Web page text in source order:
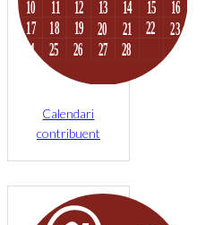
Calendari
contribuent